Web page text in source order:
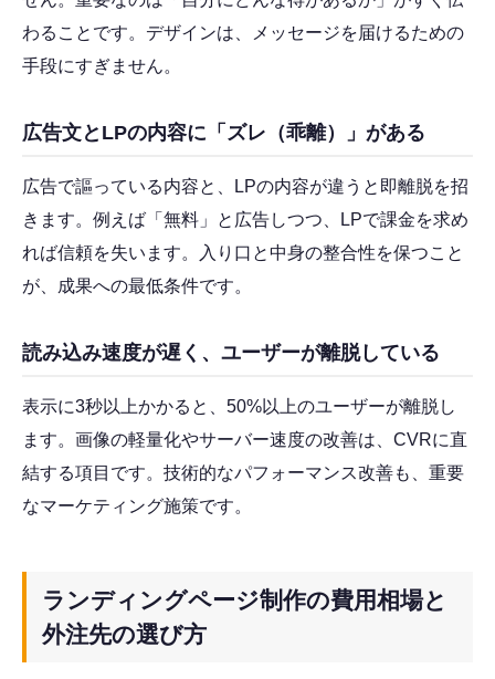
わることです。デザインは、メッセージを届けるための
手段にすぎません。
広告文とLPの内容に「ズレ（乖離）」がある
広告で謳っている内容と、LPの内容が違うと即離脱を招
きます。例えば「無料」と広告しつつ、LPで課金を求め
れば信頼を失います。入り口と中身の整合性を保つこと
が、成果への最低条件です。
読み込み速度が遅く、ユーザーが離脱している
表示に3秒以上かかると、50%以上のユーザーが離脱し
ます。画像の軽量化やサーバー速度の改善は、CVRに直
結する項目です。技術的なパフォーマンス改善も、重要
なマーケティング施策です。
ランディングページ制作の費用相場と
外注先の選び方